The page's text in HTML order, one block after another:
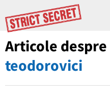
Articole despre
teodorovici